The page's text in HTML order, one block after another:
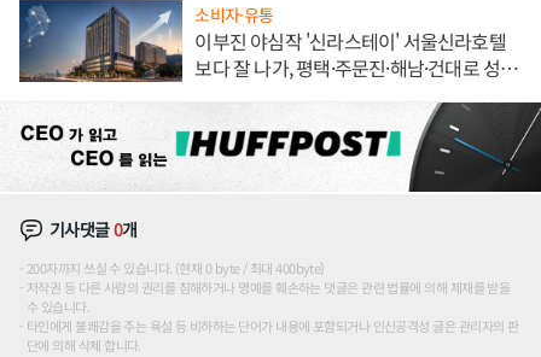
소비자·유통
이부진 야심작 '신라스테이' 서울신라호텔
보다 잘 나가, 평택·주문진·해남·건대로 성
기사댓글0개
200자까지 쓰실 수 있습니다. (현재 0 byte / 최대 400byte)
저작권 등 다른 사람의 권리를 침해하거나 명예를 훼손하는 댓글은 관련 법률에 의해 제재를 받을
수 있습니다.
타인에게 불쾌감을 주는 욕설 등 비하하는 단어가 내용에 포함되거나 인신공격성 글은 관리자의 판
단에 의해 삭제 합니다.